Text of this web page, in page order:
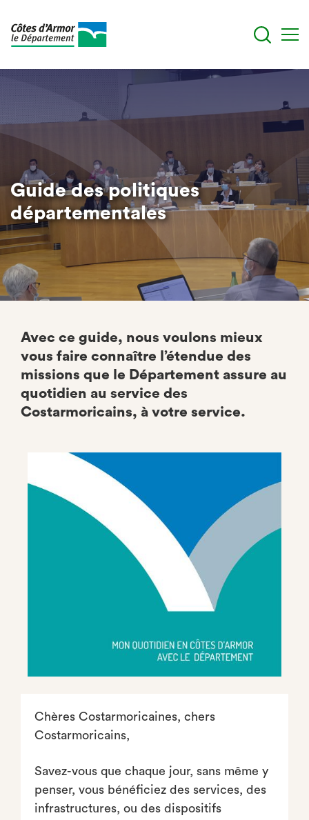
Skip
content
Guide des politiques
départementales
Avec ce guide, nous voulons mieux
vous faire connaître l’étendue des
missions que le Département assure au
quotidien au service des
Costarmoricains, à votre service.
Chères Costarmoricaines, chers
Costarmoricains,
Savez-vous que chaque jour, sans même y
penser, vous bénéficiez des services, des
infrastructures, ou des dispositifs